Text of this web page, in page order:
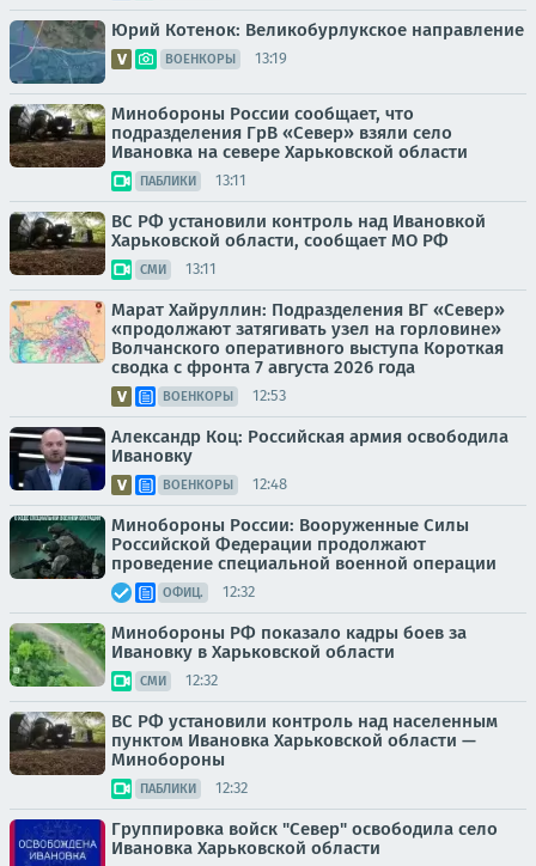
Юрий Котенок: Великобурлукское направление
ВОЕНКОРЫ 13:19
Минобороны России сообщает, что
подразделения ГрВ «Север» взяли село
Ивановка на севере Харьковской области
ПАБЛИКИ 13:11
ВС РФ установили контроль над Ивановкой
Харьковской области, сообщает МО РФ
СМИ 13:11
Марат Хайруллин: Подразделения ВГ «Север»
«продолжают затягивать узел на горловине»
Волчанского оперативного выступа Короткая
сводка с фронта 7 августа 2026 года
ВОЕНКОРЫ 12:53
Александр Коц: Российская армия освободила
Ивановку
ВОЕНКОРЫ 12:48
Минобороны России: Вооруженные Силы
Российской Федерации продолжают
проведение специальной военной операции
ОФИЦ. 12:32
Минобороны РФ показало кадры боев за
Ивановку в Харьковской области
СМИ 12:32
ВС РФ установили контроль над населенным
пунктом Ивановка Харьковской области —
Минобороны
ПАБЛИКИ 12:32
Группировка войск "Север" освободила село
Ивановка Харьковской области